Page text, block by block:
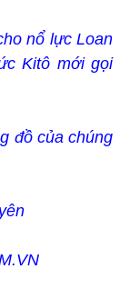
nổ lực Loan
Kitô mới gọi
đồ của chúng